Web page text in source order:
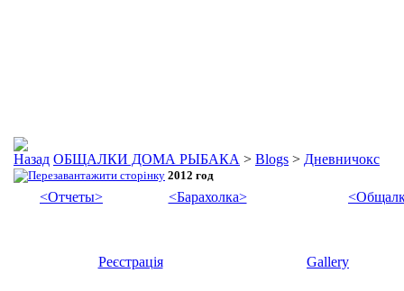
ОБЩАЛКИ ДОМА РЫБАКА > Blogs > Дневничокс
2012 год
<Отчеты> <Барахолка>
Реєстрація Gallery